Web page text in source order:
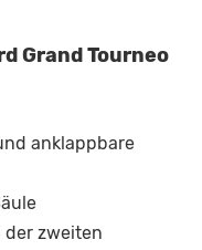
Grand Tourneo
anklappbare
zweiten